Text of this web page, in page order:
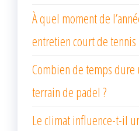
À quel moment de
entretien court de tennis
Combien de temps dure
terrain de padel ?
Le climat influence-t-il